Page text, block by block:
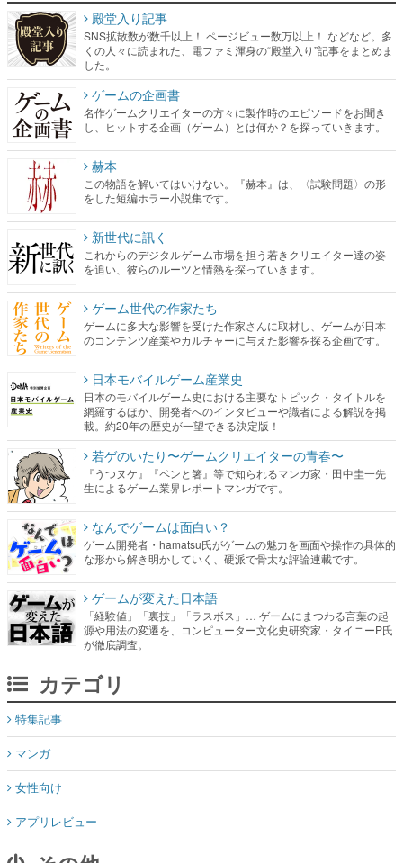
殿堂入り記事
SNS拡散数が数千以上！ ページビュー数万以上！ などなど。多
くの人々に読まれた、電ファミ渾身の“殿堂入り”記事をまとめま
した。
ゲームの企画書
名作ゲームクリエイターの方々に製作時のエピソードをお聞き
し、ヒットする企画（ゲーム）とは何か？を探っていきます。
赫本
この物語を解いてはいけない。『赫本』は、〈試験問題〉の形
をした短編ホラー小説集です。
新世代に訊く
これからのデジタルゲーム市場を担う若きクリエイター達の姿
を追い、彼らのルーツと情熱を探っていきます。
ゲーム世代の作家たち
ゲームに多大な影響を受けた作家さんに取材し、ゲームが日本
のコンテンツ産業やカルチャーに与えた影響を探る企画です。
日本モバイルゲーム産業史
日本のモバイルゲーム史における主要なトピック・タイトルを
網羅するほか、開発者へのインタビューや識者による解説を掲
載。約20年の歴史が一望できる決定版！
若ゲのいたり〜ゲームクリエイターの青春〜
『うつヌケ』『ペンと箸』等で知られるマンガ家・田中圭一先
生によるゲーム業界レポートマンガです。
なんでゲームは面白い？
ゲーム開発者・hamatsu氏がゲームの魅力を画面や操作の具体的
な形から解き明かしていく、硬派で骨太な評論連載です。
ゲームが変えた日本語
「経験値」「裏技」「ラスボス」… ゲームにまつわる言葉の起
源や用法の変遷を、コンピューター文化史研究家・タイニーP氏
が徹底調査。
カテゴリ
特集記事
マンガ
女性向け
アプリレビュー